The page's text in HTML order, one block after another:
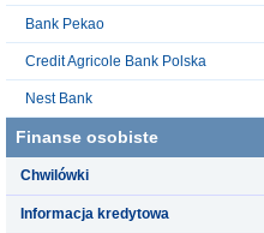
Bank Pekao
Credit Agricole Bank Polska
Nest Bank
Finanse osobiste
Chwilówki
Informacja kredytowa